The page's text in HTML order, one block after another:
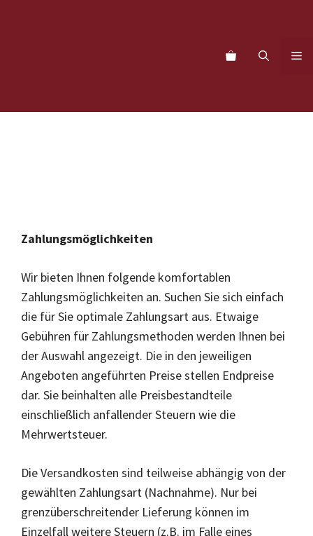
Zahlungsmöglichkeiten
Wir bieten Ihnen folgende komfortablen
Zahlungsmöglichkeiten an. Suchen Sie sich einfach
die für Sie optimale Zahlungsart aus. Etwaige
Gebühren für Zahlungsmethoden werden Ihnen bei
der Auswahl angezeigt. Die in den jeweiligen
Angeboten angeführten Preise stellen Endpreise
dar. Sie beinhalten alle Preisbestandteile
einschließlich anfallender Steuern wie die
Mehrwertsteuer.
Die Versandkosten sind teilweise abhängig von der
gewählten Zahlungsart (Nachnahme). Nur bei
grenzüberschreitender Lieferung können im
Einzelfall weitere Steuern (z.B. im Falle eines